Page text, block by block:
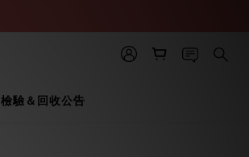
檢驗＆回收公告